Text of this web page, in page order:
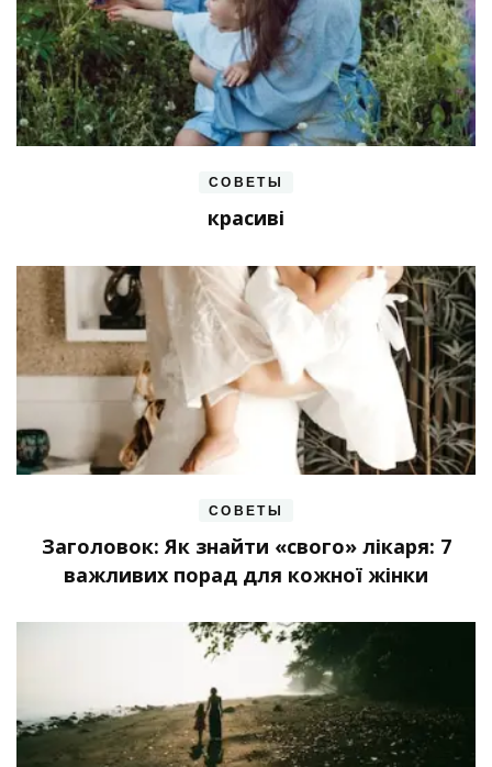
СОВЕТЫ
красиві
СОВЕТЫ
Заголовок: Як знайти «свого» лікаря: 7
важливих порад для кожної жінки